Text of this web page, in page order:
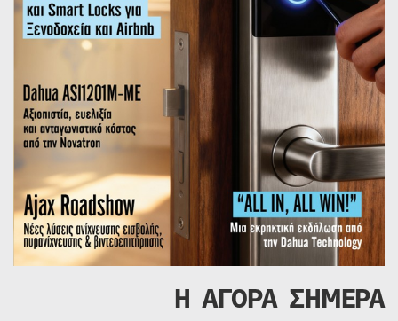
Η ΑΓΟΡΑ ΣΗΜΕΡΑ